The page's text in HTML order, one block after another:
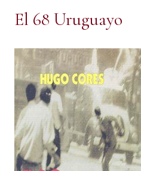
El 68 Uruguayo